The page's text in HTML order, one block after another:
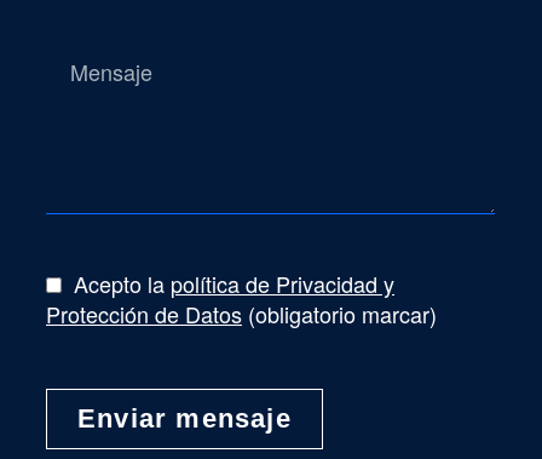
Acepto la política de Privacidad y
Protección de Datos (obligatorio marcar)